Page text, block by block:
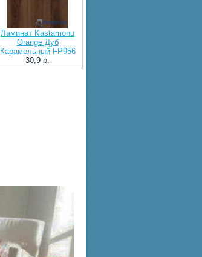
Ламинат Kastamonu
Orange Дуб
Карамельный FP956
30,9 p.